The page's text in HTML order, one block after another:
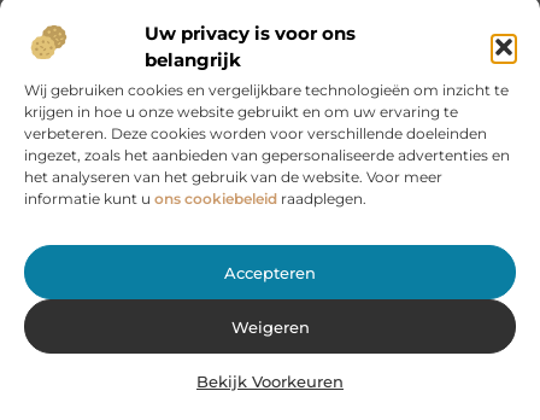
Uw privacy is voor ons
belangrijk
Wij gebruiken cookies en vergelijkbare technologieën om inzicht te
krijgen in hoe u onze website gebruikt en om uw ervaring te
verbeteren. Deze cookies worden voor verschillende doeleinden
ingezet, zoals het aanbieden van gepersonaliseerde advertenties en
het analyseren van het gebruik van de website. Voor meer
informatie kunt u ons cookiebeleid raadplegen.
Accepteren
Weigeren
Bekijk Voorkeuren
Huur een aanhanger of autoambulance bij JobCar –
Voor elk vervoer de juiste oplossing
Bij JobCar in Etten-Leur bent u aan het juiste adres voor
het huren van aanhangers en autoambulances. Of u nu